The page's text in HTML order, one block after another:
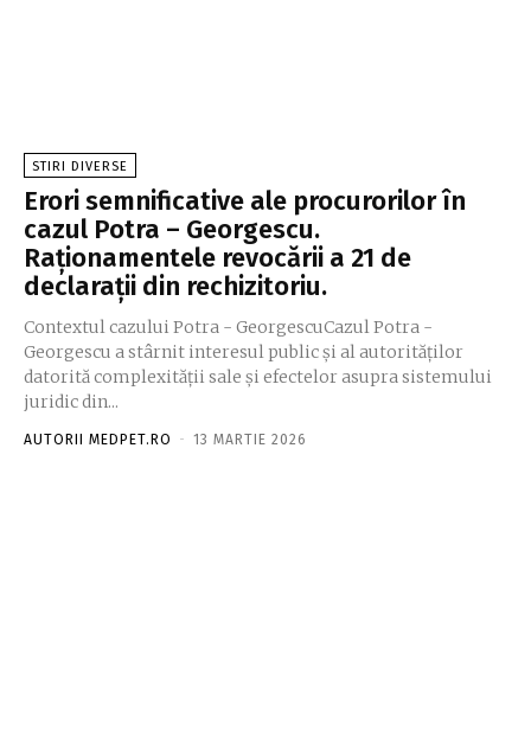
STIRI DIVERSE
Erori semnificative ale procurorilor în
cazul Potra – Georgescu.
Raționamentele revocării a 21 de
declarații din rechizitoriu.
Contextul cazului Potra - GeorgescuCazul Potra -
Georgescu a stârnit interesul public și al autorităților
datorită complexității sale și efectelor asupra sistemului
juridic din...
AUTORII MEDPET.RO - 13 MARTIE 2026